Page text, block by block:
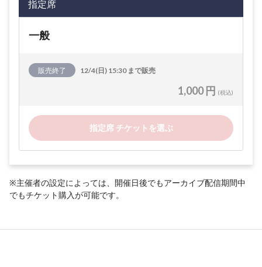
指定席
一般
販売終了 12/4(日) 15:30 まで販売
1,000 円 (税込)
指定席 チケットを選ぶ
※主催者の設定によっては、開催日後でもアーカイブ配信期間中
でもチケット購入が可能です。